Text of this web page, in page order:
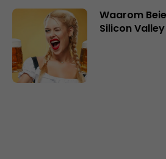
Waarom
Silicon Valley